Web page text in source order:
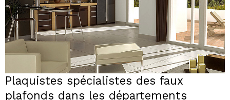
Plaquistes spécialistes des faux
plafonds dans les départements